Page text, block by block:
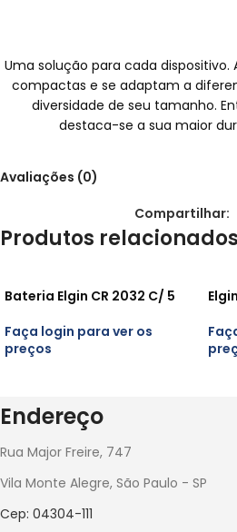
Uma solução para cada dispositivo.
compactas e se adaptam a
diversidade de seu tamanho.
destaca-se a sua maior
Avaliações (0)
Compartilhar:
Produtos relacionados
Bateria Elgin CR 2032 C/ 5
Faça login para ver os
preços
Endereço
Rua Major Freire, 747
Vila Monte Alegre, São Paulo - SP
Cep: 04304-111